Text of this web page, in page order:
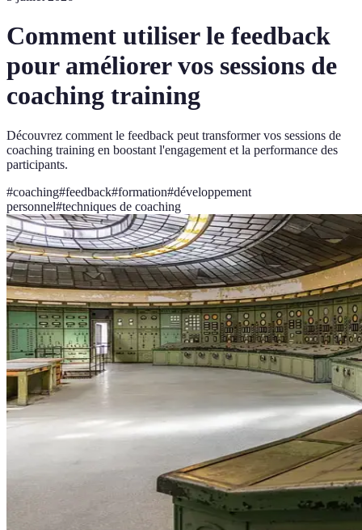
Comment utiliser le feedback
pour améliorer vos sessions de
coaching training
Découvrez comment le feedback peut transformer vos sessions de
coaching training en boostant l'engagement et la performance des
participants.
#coaching#feedback#formation#développement
personnel#techniques de coaching